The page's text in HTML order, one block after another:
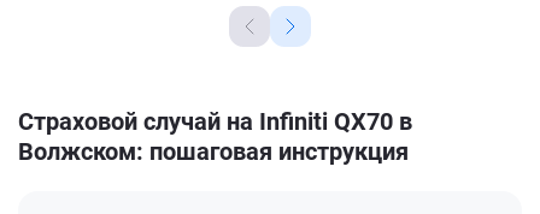
Страховой случай на Infiniti QX70 в
Волжском: пошаговая инструкция